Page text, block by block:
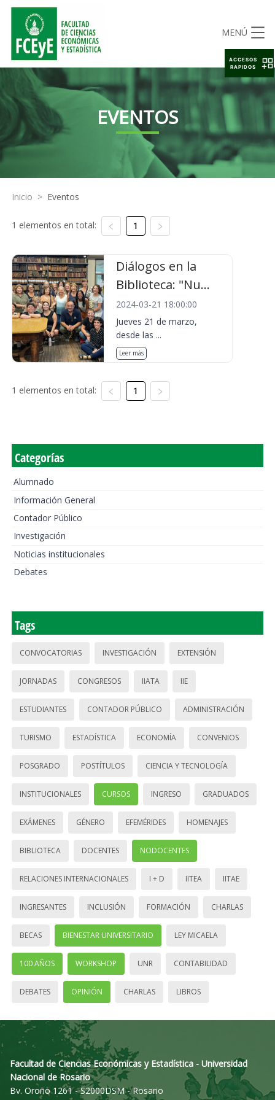
MENÚ
EVENTOS
Inicio > Eventos
1 elementos en total: 1
Diálogos en la
Biblioteca: "Nu...
2024-03-21 18:00:00
Jueves 21 de marzo,
desde las ...
Leer más
1 elementos en total: 1
Categorías
Alumnado
Información General
Contador Público
Investigación
Noticias institucionales
Debates
Tags
CONVOCATORIAS INVESTIGACIÓN EXTENSIÓN
JORNADAS CONGRESOS IIATA IIE
ESTUDIANTES CONTADOR PÚBLICO ADMINISTRACIÓN
TURISMO ESTADÍSTICA ECONOMÍA CONVENIOS
POSGRADO POSTÍTULOS CIENCIA Y TECNOLOGÍA
INSTITUCIONALES CURSOS INGRESO GRADUADOS
EXÁMENES GÉNERO EFEMÉRIDES HOMENAJES
BIBLIOTECA DOCENTES NODOCENTES
RELACIONES INTERNACIONALES I + D IITEA IITAE
INGRESANTES INCLUSIÓN FORMACIÓN CHARLAS
BECAS BIENESTAR UNIVERSITARIO LEY MICAELA
100 AÑOS WORKSHOP UNR CONTABILIDAD
DEBATES OPINIÓN CHARLAS LIBROS
Facultad de Ciencias Económicas y Estadística - Universidad
Nacional de Rosario
Bv. Oroño 1261 - S2000DSM - Rosario
ACCESOS
RAPIDOS